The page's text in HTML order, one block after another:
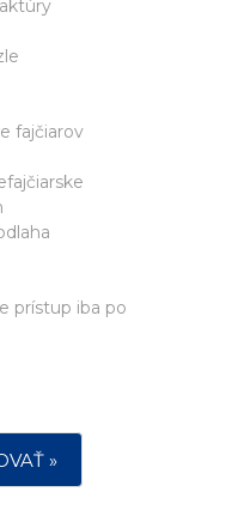
fajčiarov
prístup iba po
»